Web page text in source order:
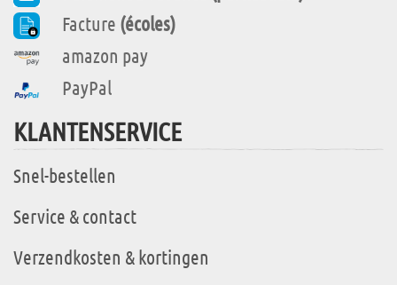
Facture (écoles)
amazon pay
PayPal
KLANTENSERVICE
Snel-bestellen
Service & contact
Verzendkosten & kortingen